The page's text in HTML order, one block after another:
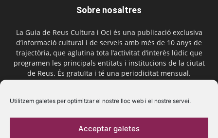
Utilitzem galetes per optimitzar el nostre lloc web i el nostre servei.
Acceptar galetes
Sobre nosaltres
La Guia de Reus Cultura i Oci és una publicació exclusiva
d’informació cultural i de serveis amb més de 10 anys de
trajectòria, que aglutina tota l’activitat d’interès lúdic que
programen les principals entitats i institucions de la ciutat
de Reus. És gratuïta i té una periodicitat mensual.
Segueix-nos